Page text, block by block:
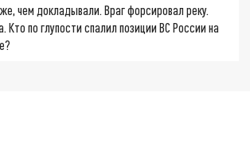
чем докладывали. Враг форсировал реку.
Кто по глупости спалил позиции ВС России на